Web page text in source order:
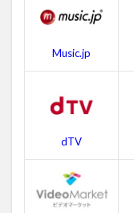
吹き
動画
に
Music.jp
dTV